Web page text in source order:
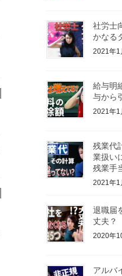
社労士
かなる
2021年1
給与明
与から
2021年1
残業代
業扱い
残業手
2021年1
退職届
丈夫？
2020年
アルバ